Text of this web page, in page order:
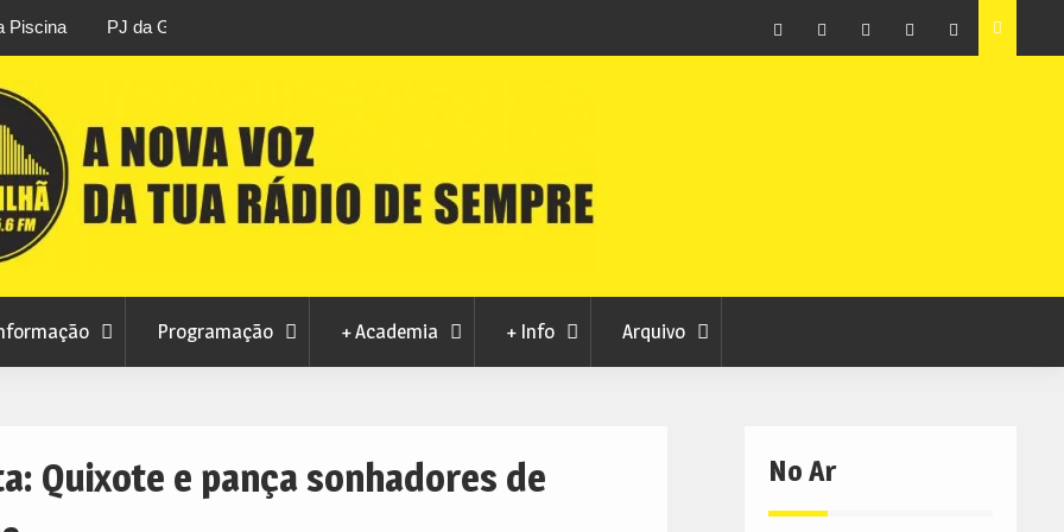
de droga com
fluvial este fim de semana
Município de Belmonte alerta para tentativa de fraude
em nome da autarquia
Programação + Academia + Info Arquivo
Quixote e pança sonhadores de
No Ar